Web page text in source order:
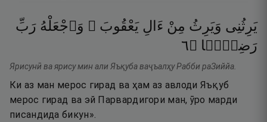
يَرِثُنِى وَيَرِثُ مِنْ ءَالِ يَعْقُوبَ ۖ وَٱجْعَلْهُ رَبِّ
رَضِيًّۭا ۝٦
Ярисунӣ ва ярису мин али Яъқуба ваҷъалҳу Рабби раЗиййа.
Ки аз ман мерос гирад ва ҳам аз авлоди Яъқуб
мерос гирад ва эй Парвардигори ман, ӯро марди
писандида бикун».